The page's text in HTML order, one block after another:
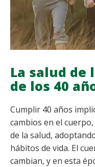
La salud
de los 40
Cumplir 40 años
cambios en el
de la salud,
hábitos de vida. El
cambian, y en esta